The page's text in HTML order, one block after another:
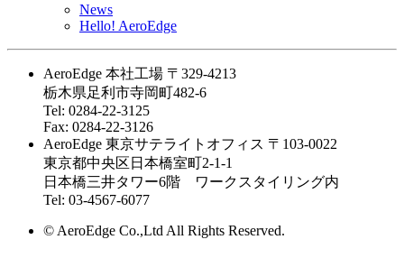
News
Hello! AeroEdge
AeroEdge 本社工場 〒329-4213
栃木県足利市寺岡町482-6
Tel: 0284-22-3125
Fax: 0284-22-3126
AeroEdge 東京サテライトオフィス 〒103-0022
東京都中央区日本橋室町2-1-1
日本橋三井タワー6階 ワークスタイリング内
Tel: 03-4567-6077
© AeroEdge Co.,Ltd All Rights Reserved.